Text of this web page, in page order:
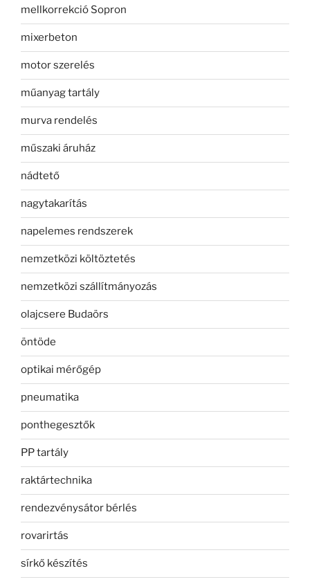
mellkorrekció Sopron
mixerbeton
motor szerelés
műanyag tartály
murva rendelés
műszaki áruház
nádtető
nagytakarítás
napelemes rendszerek
nemzetközi költöztetés
nemzetközi szállítmányozás
olajcsere Budaörs
öntöde
optikai mérőgép
pneumatika
ponthegesztők
PP tartály
raktártechnika
rendezvénysátor bérlés
rovarirtás
sírkő készítés